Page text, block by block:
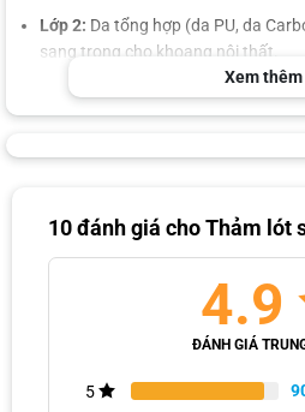
Lớp 2: Da tổng hợp (da PU, da
sang trọng cho khoang nội thất.
Lớp 3:
Lớp mút xốp EVA tạo độ êm
khỏi hơi nước và tiếng ồn.
chắc chắn trên sàn xe, đảm bảo an
Giá thảm lót sàn ô tô 6D bao
tùy thuộc vào thời điểm mua, chương
Xem thêm
10 đánh giá choThảm lót
4.9
ĐÁNH GIÁ
5